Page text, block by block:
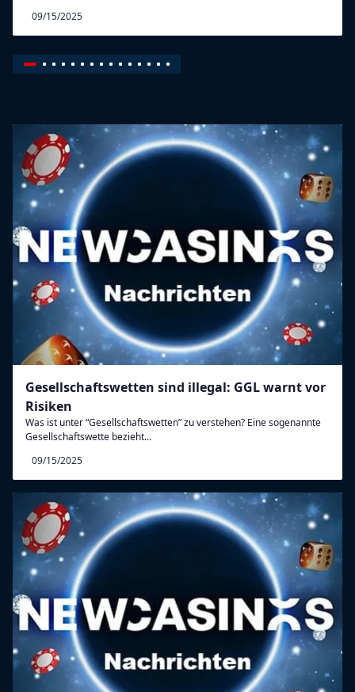
09/15/2025
Gesellschaftswetten sind illegal: GGL warnt vor
Risiken
Was ist unter “Gesellschaftswetten” zu verstehen? Eine sogenannte
Gesellschaftswette bezieht...
09/15/2025